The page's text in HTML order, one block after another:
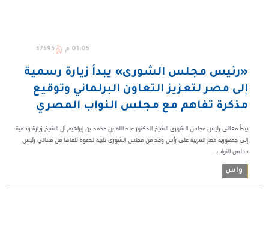
01:05 م 37595
«رئيس مجلس الشورى» يبدأ زيارة رسمية
إلى مصر لتعزيز التعاون البرلماني وتوقيع
مذكرة تفاهم مع مجلس النواب المصري
يبدأ معالي رئيس مجلس الشورى الشيخ الدكتور عبد الله بن محمد بن إبراهيم آل الشيخ زيارة رسمية
إلى جمهورية مصر العربية على رأس وفد من مجلس الشورى تلبية لدعوة تلقاها من معالي رئيس
مجلس النواب ...
واس